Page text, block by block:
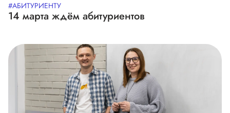
#АБИТУРИЕНТУ
14 марта ждём абитуриентов